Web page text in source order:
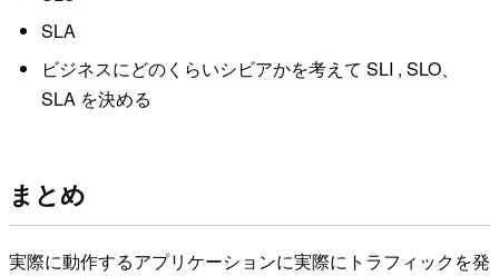
SLA
ビジネスにどのくらいシビアかを考えて SLI , SLO、
SLA を決める
まとめ
実際に動作するアプリケーションに実際にトラフィックを発